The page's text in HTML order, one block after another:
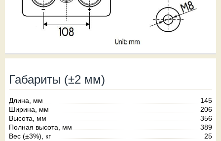
Габариты (±2 мм)
Длина, мм
145
Ширина, мм
206
Высота, мм
356
Полная высота, мм
389
Вес (±3%), кг
25